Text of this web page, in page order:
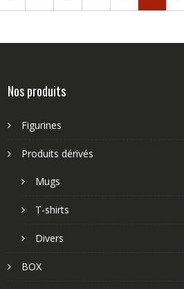
Nos produits
Figurines
Produits dérivés
Mugs
T-shirts
Divers
BOX